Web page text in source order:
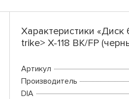
Характеристики «Диск
trike> X-118 BK/FP
Артикул
Производитель
DIA